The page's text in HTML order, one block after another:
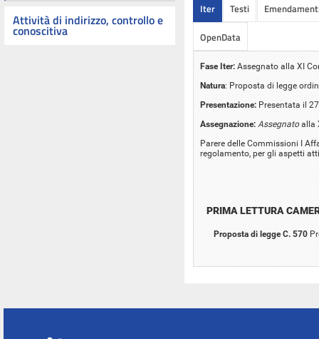
Attività di indirizzo, controllo e
conoscitiva
Iter Testi
OpenData
Fase Iter: Assegnato alla XI
Natura: Proposta di legge
Presentazione: Presentata il
Assegnazione: Assegnatoalla
Parere delle Commissioni I
regolamento, per gli aspetti
PRIMA LETTURA
Proposta di legge C. 570